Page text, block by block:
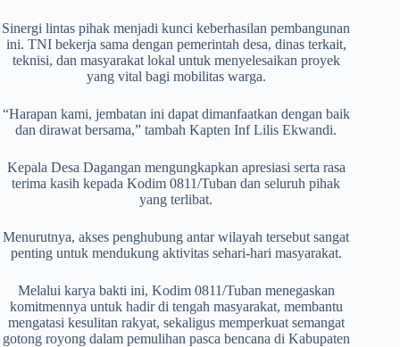
Sinergi lintas pihak menjadi kunci keberhasilan pembangunan
ini. TNI bekerja sama dengan pemerintah desa, dinas terkait,
teknisi, dan masyarakat lokal untuk menyelesaikan proyek
yang vital bagi mobilitas warga.
“Harapan kami, jembatan ini dapat dimanfaatkan dengan baik
dan dirawat bersama,” tambah Kapten Inf Lilis Ekwandi.
Kepala Desa Dagangan mengungkapkan apresiasi serta rasa
terima kasih kepada Kodim 0811/Tuban dan seluruh pihak
yang terlibat.
Menurutnya, akses penghubung antar wilayah tersebut sangat
penting untuk mendukung aktivitas sehari-hari masyarakat.
Melalui karya bakti ini, Kodim 0811/Tuban menegaskan
komitmennya untuk hadir di tengah masyarakat, membantu
mengatasi kesulitan rakyat, sekaligus memperkuat semangat
gotong royong dalam pemulihan pasca bencana di Kabupaten